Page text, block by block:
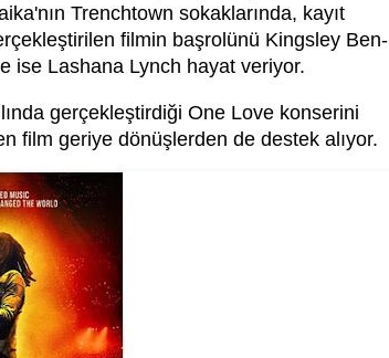
Trenchtown sokaklarında, kayıt
filmin başrolünü Kingsley Ben-
ise Lashana Lynch hayat veriyor.
gerçekleştirdiği One Love konserini
film geriye dönüşlerden de destek alıyor.